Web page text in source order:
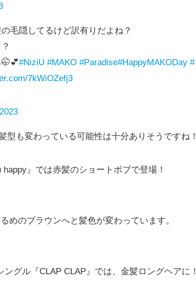
毛隠してるけど訳有りだよね？
#NiziU #MAKO #Paradise#HappyMAKODay #
7kWiOZefj3
型も変わっている可能性は十分ありそうですね！
』では赤髪のショートボブで登場！
めのブラウンへと髪色が変わっています。
ングル『CLAP CLAP』では、金髪ロングヘアに！